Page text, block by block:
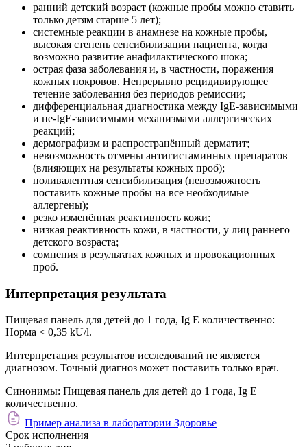
ранний детский возраст (кожные пробы можно ставить
только детям старше 5 лет);
системные реакции в анамнезе на кожные пробы,
высокая степень сенсибилизации пациента, когда
возможно развитие анафилактического шока;
острая фаза заболевания и, в частности, поражения
кожных покровов. Непрерывно рецидивирующее
течение заболевания без периодов ремиссии;
дифференциальная диагностика между IgE-зависимыми
и не-IgE-зависимыми механизмами аллергических
реакций;
дермографизм и распространённый дерматит;
невозможность отмены антигистаминных препаратов
(влияющих на результаты кожных проб);
поливалентная сенсибилизация (невозможность
поставить кожные пробы на все необходимые
аллергены);
резко изменённая реактивность кожи;
низкая реактивность кожи, в частности, у лиц раннего
детского возраста;
сомнения в результатах кожных и провокационных
проб.
Интерпретация результата
Пищевая панель для детей до 1 года, Ig E количественно:
Норма < 0,35 kU/l.
Интерпретация результатов исследований не является
диагнозом. Точный диагноз может поставить только врач.
Синонимы: Пищевая панель для детей до 1 года, Ig E
количественно.
Пример анализа в лаборатории Здоровье
Срок исполнения